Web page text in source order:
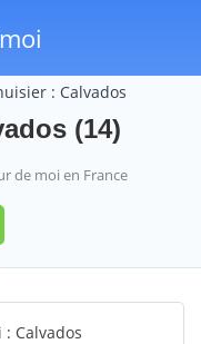
: Calvados
(14)
de moi en France
Calvados